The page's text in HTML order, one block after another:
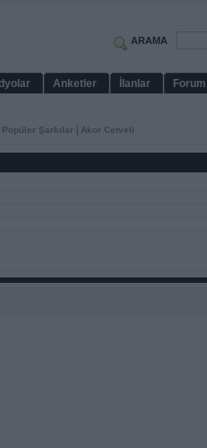
ARAMA
Anketler İlanlar Forum
Popüler Şarkılar Akor Cetveli